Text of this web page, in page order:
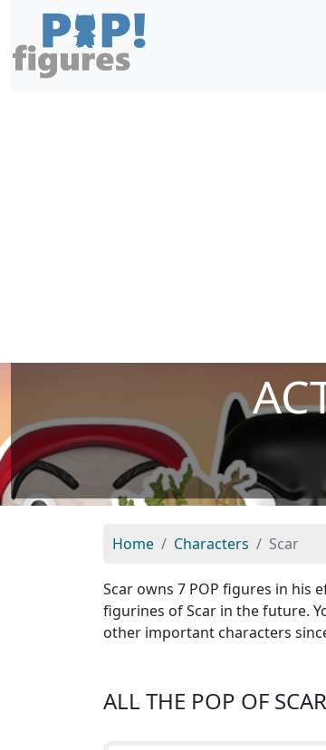
Home Characters Scar
Scar owns 7 POP figures in his
figurines of Scar in the future.
other important characters
ALL THE POP OF SCAR